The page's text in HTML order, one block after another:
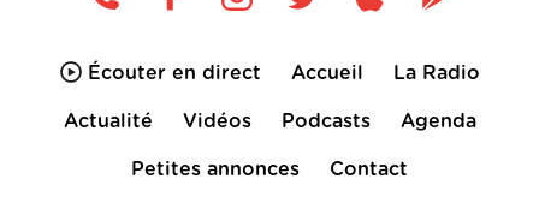
Écouter en direct Accueil La Radio
Actualité Vidéos Podcasts Agenda
Petites annonces Contact